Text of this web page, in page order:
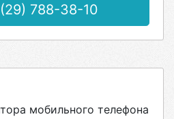
788-38-10
мобильного телефона